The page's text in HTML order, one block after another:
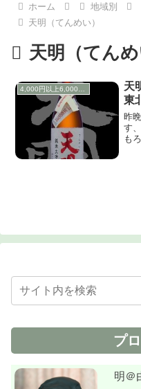
ホーム 地域別
天明（てんめい）
天明（てんめ
4,000円以上6,000円未満
天
東
昨
す
も
長
プ
明＠